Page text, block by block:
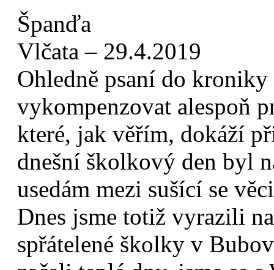
Španďa
Vlčata – 29.4.2019
Ohledně psaní do kroniky
vykompenzovat alespoň
které, jak věřím, dokáží
dnešní školkový den byl
usedám mezi sušící se
Dnes jsme totiž vyrazili
spřátelené školky v